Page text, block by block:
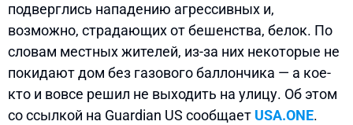
подверглись нападению агрессивных и,
возможно, страдающих от бешенства, белок. По
словам местных жителей, из-за них некоторые не
покидают дом без газового баллончика — а кое-
кто и вовсе решил не выходить на улицу. Об этом
со ссылкой на Guardian US сообщает USA.ONE.